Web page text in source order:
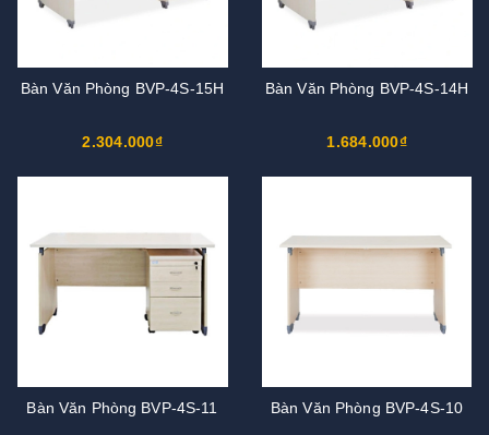
Bàn Văn Phòng BVP-4S-15H
2.304.000₫
Bàn Văn Phòng BVP-4S-14H
1.684.000₫
Bàn Văn Phòng BVP-4S-11 Bàn Văn Phòng BVP-4S-10